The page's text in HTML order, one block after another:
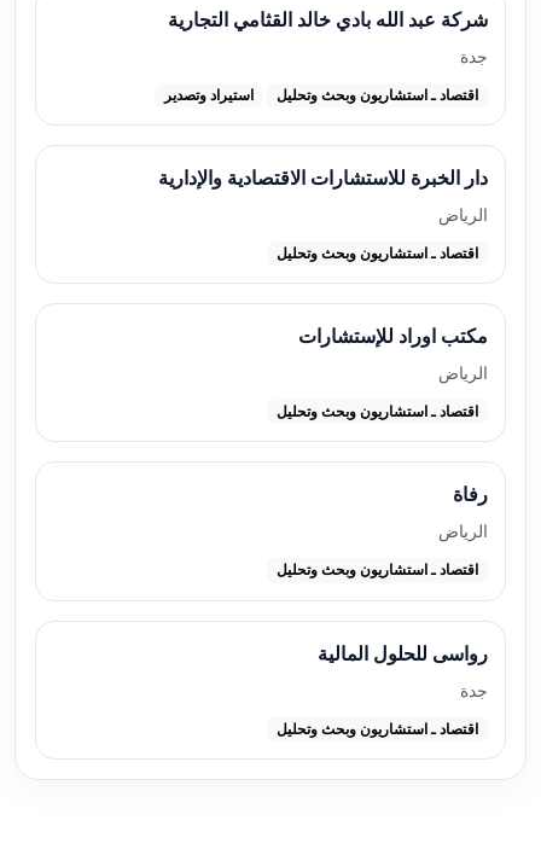
شركة عبد الله بادي خالد القثامي التجارية
جدة
اقتصاد ـ استشاريون وبحث وتحليل استيراد وتصدير
دار الخبرة للاستشارات الاقتصادية والإدارية
الرياض
اقتصاد ـ استشاريون وبحث وتحليل
مكتب اوراد للإستشارات
الرياض
اقتصاد ـ استشاريون وبحث وتحليل
رفاة
الرياض
اقتصاد ـ استشاريون وبحث وتحليل
رواسى للحلول المالية
جدة
اقتصاد ـ استشاريون وبحث وتحليل